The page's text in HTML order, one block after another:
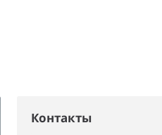
Контакты